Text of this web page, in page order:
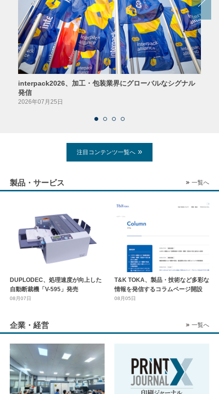
interpack2026、加工・包装業界にグローバルなシグナル
発信
2026年07月25日
注目コンテンツ一覧へ
製品・サービス 一覧へ
DUPLODEC、処理速度が向上した
自動断裁機「V-595」発売
08月07日
T&K TOKA、製品・技術など多彩な
情報を発信するコラムページ開設
08月05日
企業・経営 一覧へ